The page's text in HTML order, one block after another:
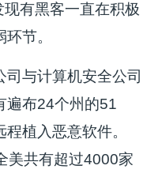
有黑客一直在积极
节。
与计算机安全公司
遍布24个州的51
植入恶意软件。
美共有超过4000家